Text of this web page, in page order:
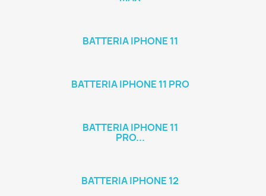
BATTERIA IPHONE 11
BATTERIA IPHONE 11 PRO
BATTERIA IPHONE 11
PRO...
BATTERIA IPHONE 12